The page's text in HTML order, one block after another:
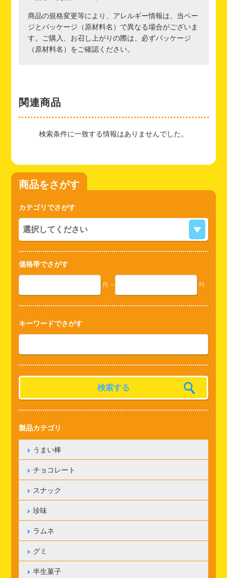
商品の規格変更等により、アレルギー情報は、当ペー
ジとパッケージ（原材料名）で異なる場合がございま
す。ご購入、お召し上がりの際は、必ずパッケージ
（原材料名）をご確認ください。
関連商品
検索条件に一致する情報はありませんでした。
商品をさがす
カテゴリでさがす
価格帯でさがす
円 ～ 円
キーワードでさがす
製品カテゴリ
うまい棒
チョコレート
スナック
珍味
ラムネ
グミ
半生菓子